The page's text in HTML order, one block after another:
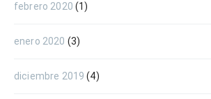
febrero 2020 (1)
enero 2020 (3)
diciembre 2019 (4)